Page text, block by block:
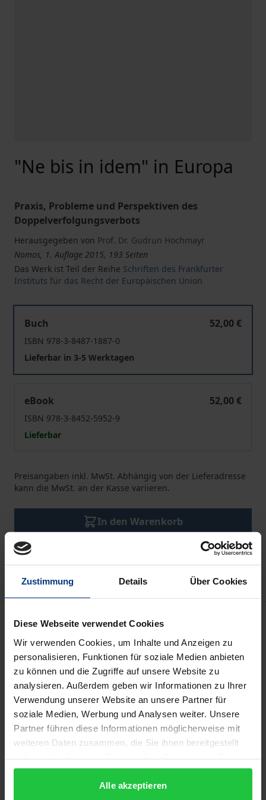
Zustimmung Details Über Cookies
Diese Webseite verwendet Cookies
Wir verwenden Cookies, um Inhalte und Anzeigen zu
personalisieren, Funktionen für soziale Medien anbieten
zu können und die Zugriffe auf unsere Website zu
analysieren. Außerdem geben wir Informationen zu Ihrer
Verwendung unserer Website an unsere Partner für
soziale Medien, Werbung und Analysen weiter. Unsere
Partner führen diese Informationen möglicherweise mit
weiteren Daten zusammen, die Sie ihnen bereitgestellt
gesammelt haben.
Alle akzeptieren
"Ne bis in idem" in Europa
Praxis, Probleme und Perspektiven des
Doppelverfolgungsverbots
Herausgegeben von Prof. Dr. Gudrun Hochmayr
Nomos, 1. Auflage 2015, 193 Seiten
Das Werk ist Teil der Reihe Schriften des Frankfurter
Instituts für das Recht der Europäischen Union
Buch
52,00 €
ISBN 978-3-8487-1887-0
Lieferbar in 3-5 Werktagen
eBook
52,00 €
ISBN 978-3-8452-5952-9
Lieferbar
Preisangaben inkl. MwSt. Abhängig von der Lieferadresse
kann die MwSt. an der Kasse variieren.
In den Warenkorb
Zur Wunschliste hinzufügen
Hinweise zu Versandkosten
Beschreibung
Das Verbot, zweimal wegen derselben Tat verfolgt
oder bestraft zu werden (ne bis in idem), wird in der
Europäischen Union auf mehreren Ebenen bei
unterschiedlicher Reichweite gewährleistet. Mit dem
Inkrafttreten der Grundrechtecharta hat die
Vielschichtigkeit des Verbots zugenommen. Der
ne bis in idem auf: Ist der Tatbegriff faktisch oder
normativ zu bestimmen? Bedarf es eines autonom-